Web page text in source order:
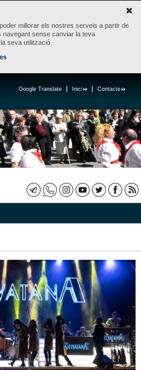
millorar els nostres serveis a partir de
navegant sense canviar la teva
seva utilització.
Contacte
Inici
Google Translate